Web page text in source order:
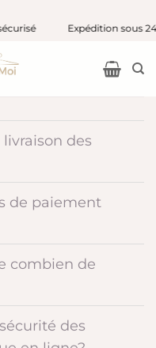
Expédition sous 24/48
des
de paiement
combien de
des